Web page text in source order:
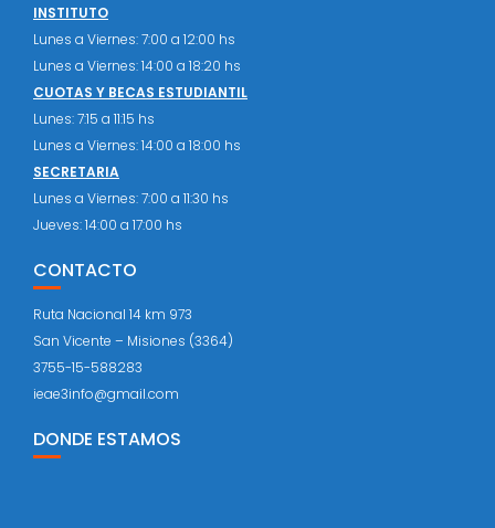
INSTITUTO
Lunes a Viernes: 7:00 a 12:00 hs
Lunes a Viernes: 14:00 a 18:20 hs
CUOTAS Y BECAS ESTUDIANTIL
Lunes: 7:15 a 11:15 hs
Lunes a Viernes: 14:00 a 18:00 hs
SECRETARIA
Lunes a Viernes: 7:00 a 11:30 hs
Jueves: 14:00 a 17:00 hs
CONTACTO
Ruta Nacional 14 km 973
San Vicente – Misiones (3364)
3755-15-588283
ieae3info@gmail.com
DONDE ESTAMOS